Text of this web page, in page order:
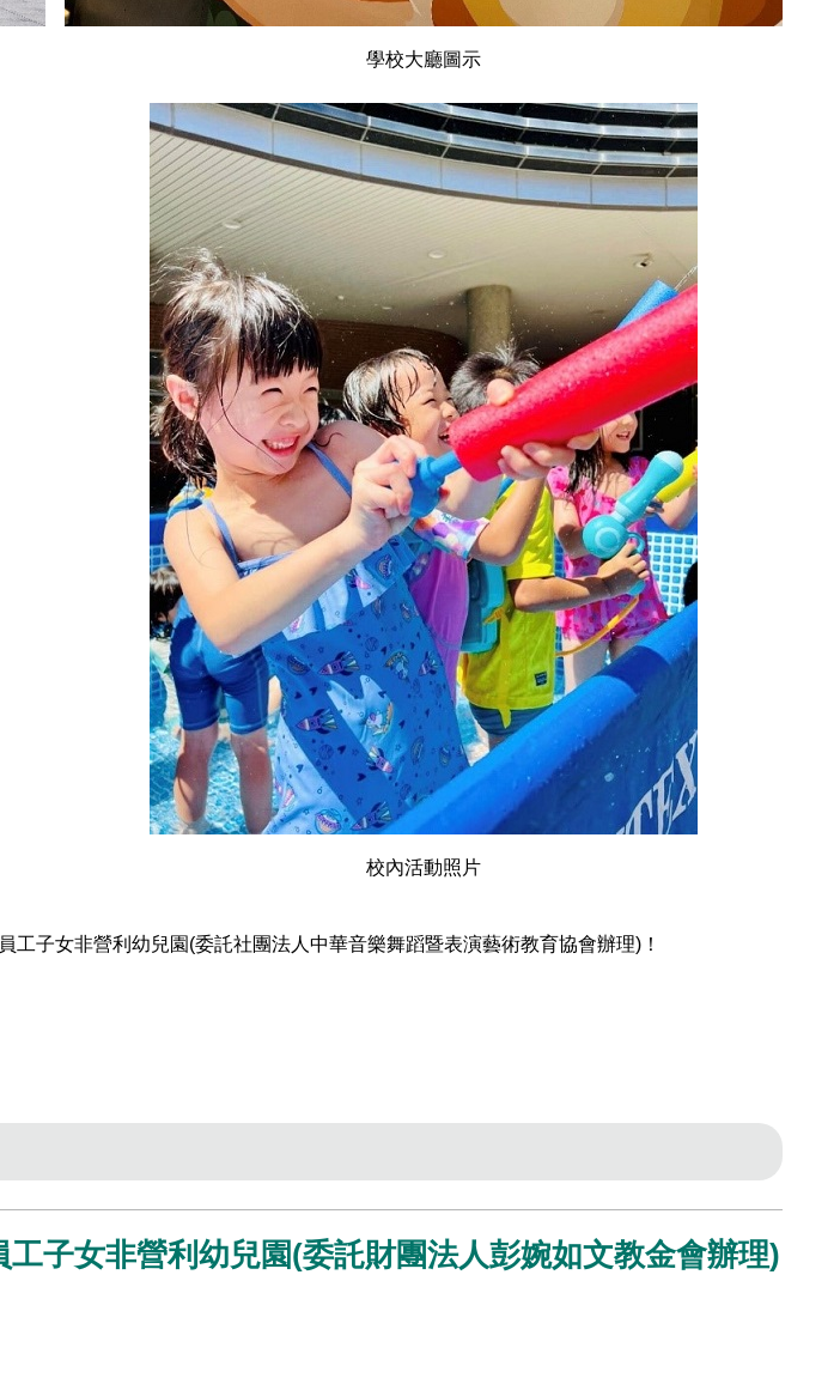
學校大廳圖示
校內活動照片
子女非營利幼兒園(委託社團法人中華音樂舞蹈暨表演藝術教育協會辦理)！
子女非營利幼兒園(委託財團法人彭婉如文教金會辦理)